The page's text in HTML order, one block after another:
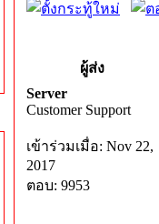
ผู้ส่ง
Server
Customer Support
เข้าร่วมเมื่อ: Nov 22,
2017
ตอบ: 9953